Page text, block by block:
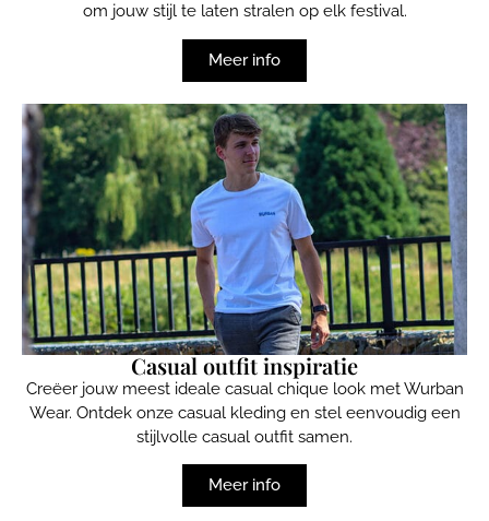
om jouw stijl te laten stralen op elk festival.
Meer info
Casual outfit inspiratie
Creëer jouw meest ideale casual chique look met Wurban
Wear. Ontdek onze casual kleding en stel eenvoudig een
stijlvolle casual outfit samen.
Meer info